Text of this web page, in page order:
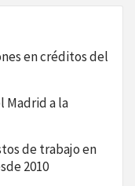
en créditos del
Madrid a la
de trabajo en
2010